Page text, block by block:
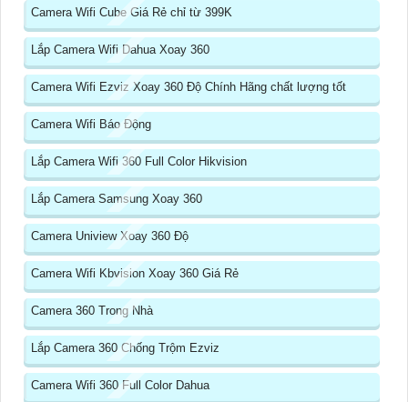
Camera Wifi Cube Giá Rẻ chỉ từ 399K
Lắp Camera Wifi Dahua Xoay 360
Camera Wifi Ezviz Xoay 360 Độ Chính Hãng chất lượng tốt
Camera Wifi Báo Động
Lắp Camera Wifi 360 Full Color Hikvision
Lắp Camera Samsung Xoay 360
Camera Uniview Xoay 360 Độ
Camera Wifi Kbvision Xoay 360 Giá Rẻ
Camera 360 Trong Nhà
Lắp Camera 360 Chống Trộm Ezviz
Camera Wifi 360 Full Color Dahua